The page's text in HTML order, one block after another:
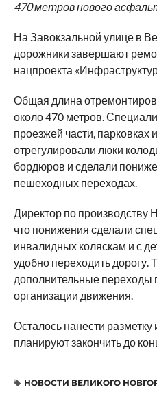
470 метров нового
На Завокзальной улице в
дорожники завершают
нацпроекта
Общая длина
около 470 метров.
проезжей части, парковках
отрегулировали люки
бордюров и сделали
пешеходных переходах.
Директор по производству
что понижения сделали
инвалидных коляскам и с
удобно переходить дорогу.
дополнительные переходы
организации движения.
Осталось нанести разметку
планируют закончить до
НОВОСТИ ВЕЛИКОГО